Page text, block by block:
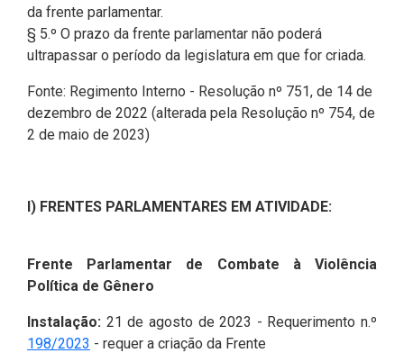
Comitê de Imprensa
1ª Companhia do Batalhão de
Prevenção Institucional
2ª Companhia de Polícia de
Documentação e Informação
Turismo e Serviços
Viação, Transporte e Des.
Urbano
da frente parlamentar.
§ 5.º O prazo da frente parlamentar não poderá
ultrapassar o período da legislatura em que for criada.
Fonte: Regimento Interno - Resolução nº 751, de 14 de
dezembro de 2022 (alterada pela Resolução nº 754, de
2 de maio de 2023)
I) FRENTES PARLAMENTARES EM ATIVIDADE:
Frente Parlamentar de Combate à Violência
Política de Gênero
Instalação: 21 de agosto de 2023 - Requerimento n.º
198/2023 - requer a criação da Frente